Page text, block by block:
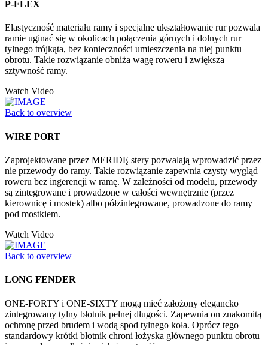
P-FLEX
Elastyczność materiału ramy i specjalne ukształtowanie rur pozwala
ramie uginać się w okolicach połączenia górnych i dolnych rur
tylnego trójkąta, bez konieczności umieszczenia na niej punktu
obrotu. Takie rozwiązanie obniża wagę roweru i zwiększa
sztywność ramy.
Watch Video
Back to overview
WIRE PORT
Zaprojektowane przez MERIDĘ stery pozwalają wprowadzić przez
nie przewody do ramy. Takie rozwiązanie zapewnia czysty wygląd
roweru bez ingerencji w ramę. W zależności od modelu, przewody
są zintegrowane i prowadzone w całości wewnętrznie (przez
kierownicę i mostek) albo półzintegrowane, prowadzone do ramy
pod mostkiem.
Watch Video
Back to overview
LONG FENDER
ONE-FORTY i ONE-SIXTY mogą mieć założony elegancko
zintegrowany tylny błotnik pełnej długości. Zapewnia on znakomitą
ochronę przed brudem i wodą spod tylnego koła. Oprócz tego
standardowy krótki błotnik chroni łożyska głównego punktu obrotu